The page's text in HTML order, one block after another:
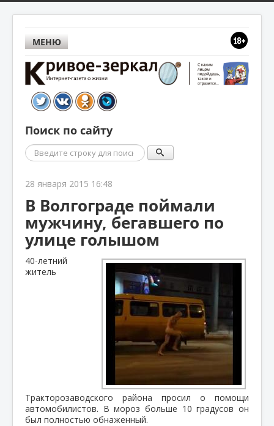
МЕНЮ
Поиск по сайту
Поиск
28 января 2015 16:48
В Волгограде поймали
мужчину, бегавшего по
улице голышом
40-летний
житель
Тракторозаводского района просил о помощи
автомобилистов. В мороз больше 10 градусов он
был полностью обнаженный.